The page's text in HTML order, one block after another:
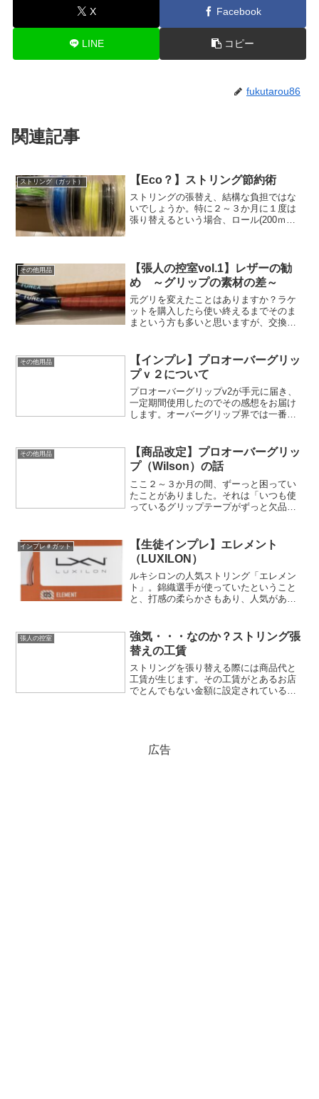
X Facebook
LINE コピー
fukutarou86
関連記事
ストリング（ガット） 【Eco？】ストリング節約術
ストリングの張替え、結構な負担ではな
いでしょうか。特に２～３か月に１度は
張り替えるという場合、ロール(200ｍ）
たいと思います。
その他用品
【張人の控室vol.1】レザーの勧
め ～グリップの素材の差～
元グリを変えたことはありますか？ラケ
ットを購入したら使い終えるまでそのま
まという方も多いと思いますが、交換す
ので一度試してみてはどうでしょう
か！？
その他用品
【インプレ】プロオーバーグリッ
プｖ２について
プロオーバーグリップv2が手元に届き、
一定期間使用したのでその感想をお届け
します。オーバーグリップ界では一番人
かに！？
その他用品
【商品改定】プロオーバーグリッ
プ（Wilson）の話
ここ２～３か月の間、ずーっと困ってい
たことがありました。それは「いつも使
っているグリップテープがずっと欠品」
本入り）」ばかりを使っていました。ネ
ットだと実質5000...
インプレ＃ガット
【生徒インプレ】エレメント
（LUXILON）
ルキシロンの人気ストリング「エレメン
ト」。錦織選手が使っていたということ
と、打感の柔らかさもあり、人気がある
のものでしたのでご紹介します。
張人の控室
強気・・・なのか？ストリング張
替えの工賃
ストリングを張り替える際には商品代と
工賃が生じます。その工賃がとあるお店
でとんでもない金額に設定されていると
広告